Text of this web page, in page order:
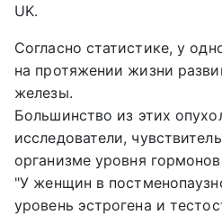
UK.
Согласно статистике, у
на протяжении жизни
железы.
Большинство из этих
исследователи,
организме уровня
"У женщин в
уровень эстрогена и